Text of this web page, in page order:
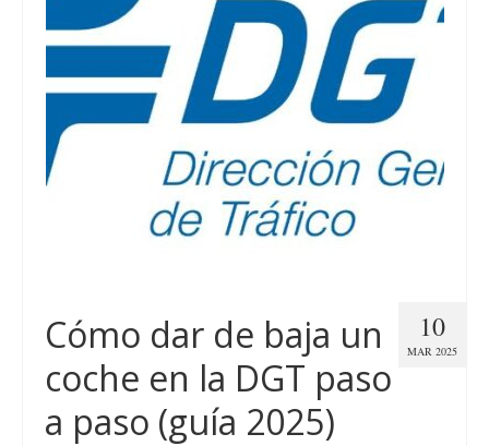
PATROCINIOS
Desguaces La Torre
10
MAR 2025
Cómo dar de baja un
coche en la DGT paso
a paso (guía 2025)